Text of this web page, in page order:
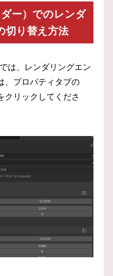
ー）でのレンダ
切り替え方法
は、レンダリングエン
、プロパティタブの
クリックしてくださ